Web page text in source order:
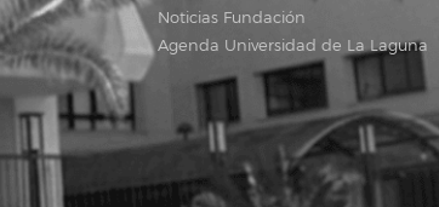
Noticias Fundación
Agenda Universidad de La Laguna